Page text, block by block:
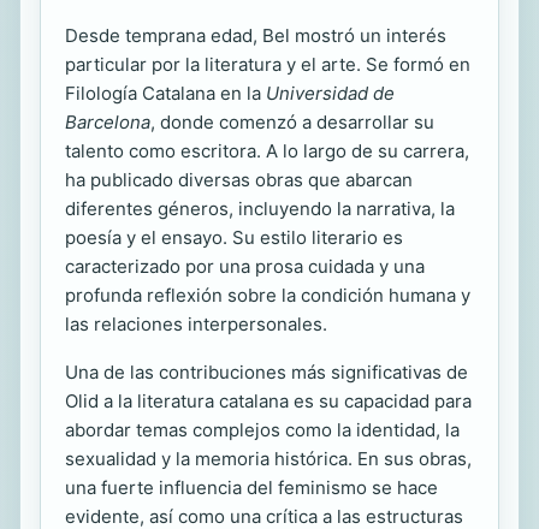
Desde temprana edad, Bel mostró un interés
particular por la literatura y el arte. Se formó en
Filología Catalana en la Universidad de
Barcelona, donde comenzó a desarrollar su
talento como escritora. A lo largo de su carrera,
ha publicado diversas obras que abarcan
diferentes géneros, incluyendo la narrativa, la
poesía y el ensayo. Su estilo literario es
caracterizado por una prosa cuidada y una
profunda reflexión sobre la condición humana y
las relaciones interpersonales.
Una de las contribuciones más significativas de
Olid a la literatura catalana es su capacidad para
abordar temas complejos como la identidad, la
sexualidad y la memoria histórica. En sus obras,
una fuerte influencia del feminismo se hace
evidente, así como una crítica a las estructuras